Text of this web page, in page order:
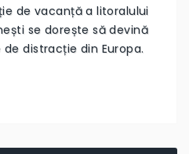
de vacanță a litoralului
se dorește să devină
distracție din Europa.